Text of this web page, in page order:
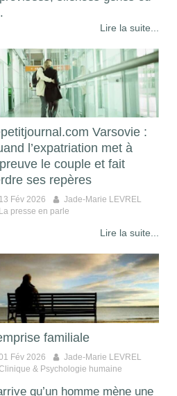
Lire la suite...
Varsovie :
l’expatriation met à
le couple et fait
ses repères
13 Fév 2026
Jade-Marie LEVREL
La presse en parle
Lire la suite...
familiale
Fév 2026
Jade-Marie LEVREL
& Psychologie humaine
qu’un homme mène une